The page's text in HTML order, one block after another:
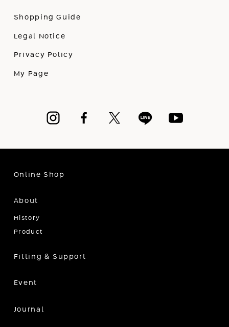
Shopping Guide
Legal Notice
Privacy Policy
My Page
Online Shop
About
History
Product
Fitting & Support
Event
Journal